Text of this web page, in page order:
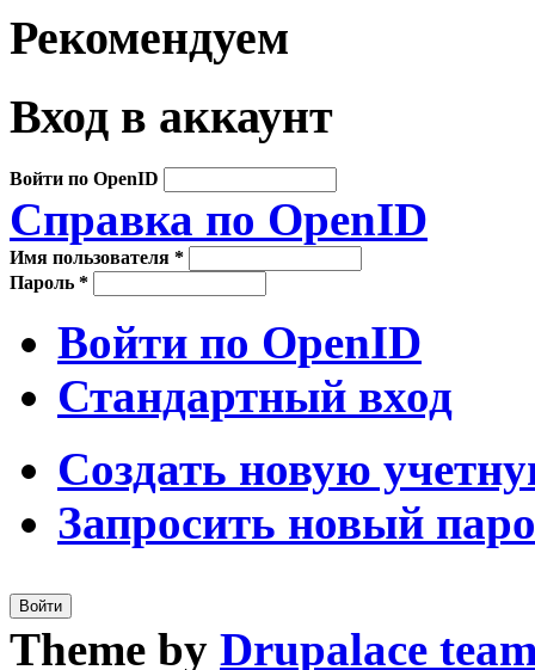
Рекомендуем
Вход в аккаунт
Войти по OpenID
Справка по OpenID
Имя пользователя *
Пароль *
Войти по OpenID
Стандартный вход
Создать новую
Запросить новый
Theme by Drupalace